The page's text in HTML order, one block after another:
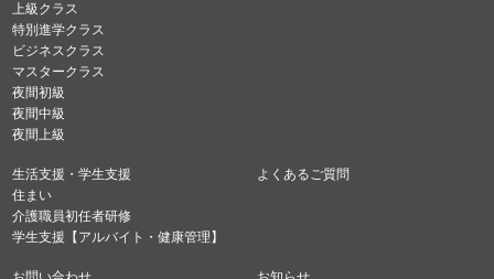
上級クラス
特別進学クラス
ビジネスクラス
マスタークラス
夜間初級
夜間中級
夜間上級
生活支援・学生支援
住まい
介護職員初任者研修
学生支援【アルバイト・健康管理】
よくあるご質問